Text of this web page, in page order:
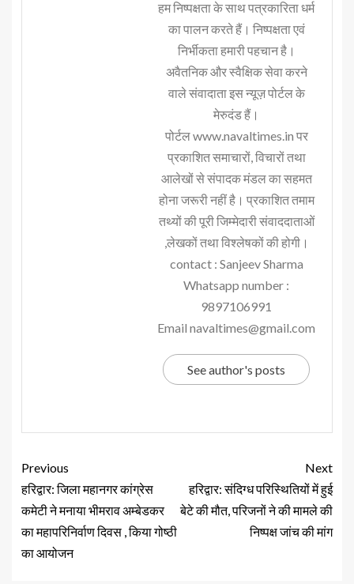
हम निष्पक्षता के साथ पत्रकारिता धर्म
का पालन करते हैं। निष्पक्षता एवं
निर्भीकता हमारी पहचान है।
अवैतनिक और स्वैक्षिक सेवा करने
वाले संवादाता इस न्यूज़ पोर्टल के
मेरुदंड हैं।
पोर्टल www.navaltimes.in पर
प्रकाशित समाचारों, विचारों तथा
आलेखों से संपादक मंडल का सहमत
होना जरूरी नहीं है। प्रकाशित तमाम
तथ्यों की पूरी जिम्मेदारी संवाददाताओं
,लेखकों तथा विश्लेषकों की होगी।
contact : Sanjeev Sharma
Whatsapp number :
9897106991
Email navaltimes@gmail.com
See author's posts
Previous
हरिद्वार: जिला महानगर कांग्रेस
कमेटी ने मनाया भीमराव अम्बेडकर
का महापरिनिर्वाण दिवस , किया गोष्ठी
का आयोजन
Next
हरिद्वार: संदिग्ध परिस्थितियों में हुई
बेटे की मौत, परिजनों ने की मामले की
निष्पक्ष जांच की मांग